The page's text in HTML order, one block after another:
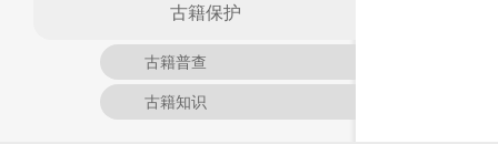
古籍保护
古籍普查
古籍知识